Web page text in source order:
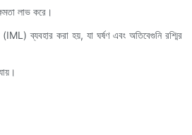
লাভ করে।
ব্যবহার করা হয়, যা ঘর্ষণ এবং অতিবেগুনি রশ্মির